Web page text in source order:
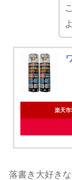
楽天市
落書き大好き